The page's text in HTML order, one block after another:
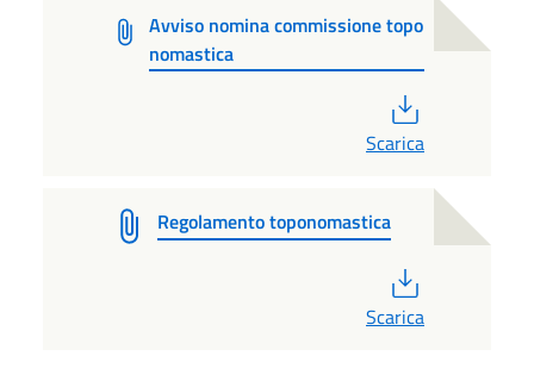
Avviso nomina commissione topo
nomastica
Scarica
Regolamento toponomastica
Scarica